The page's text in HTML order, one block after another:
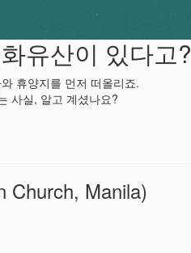
유산이 있다고?
휴양지를 먼저 떠올리죠.
사실, 알고 계셨나요?
Church, Manila)